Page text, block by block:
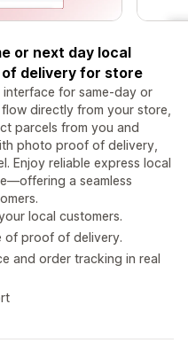
or next day local
delivery for store
for same-day or
directly from your store,
parcels from you and
photo proof of delivery,
Enjoy reliable express local
a seamless
local customers.
of proof of delivery.
and order tracking in real